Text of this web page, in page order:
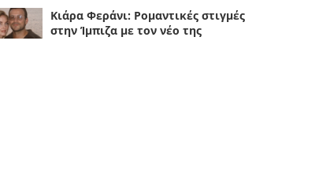
Κιάρα Φεράνι: Ρομαντικές στιγμές
στην Ίμπιζα με τον νέο της